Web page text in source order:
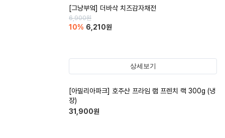
[그냥부엌] 더바삭 치즈감자채전
6,900원
10% 6,210원
상세보기
[아밀리아파크] 호주산 프라임 램 프렌치 랙 300g (냉
장)
31,900원